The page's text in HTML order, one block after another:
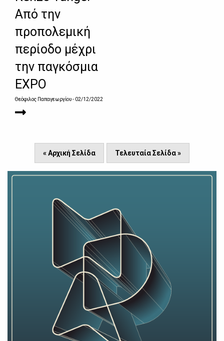
Από την
προπολεμική
περίοδο μέχρι
την παγκόσμια
EXPO
Θεόφιλος Παπαγεωργίου- 02/12/2022
« Αρχική Σελίδα Τελευταία Σελίδα »